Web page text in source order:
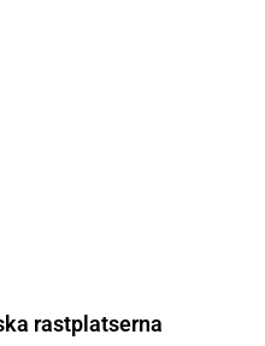
rastplatserna